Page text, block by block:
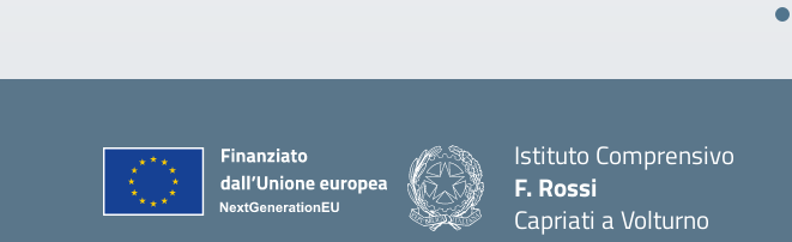
Istituto Comprensivo
F. Rossi
Capriati a Volturno